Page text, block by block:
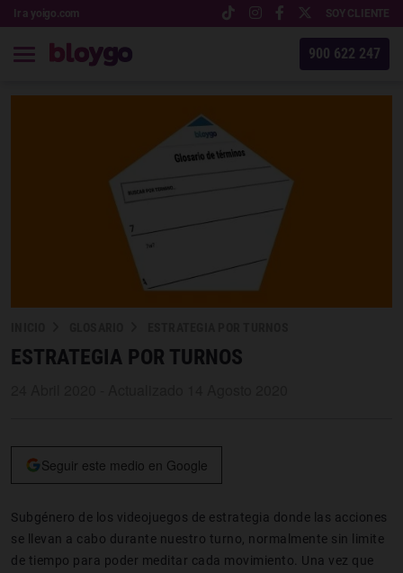
Ir a yoigo.com SOY CLIENTE
900 622 247
ESTRATEGIA POR TURNOS
Seguir este medio en Google
Subgénero de los videojuegos de estrategia donde las acciones
se llevan a cabo durante nuestro turno, normalmente sin limite
de tiempo para poder meditar cada movimiento. Una vez que